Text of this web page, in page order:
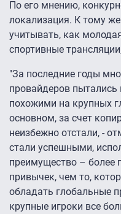
По его мнению,
локализация. К тому
учитывать, как
спортивные
"За последние годы
провайдеров
похожими на крупных
основном, за счет
неизбежно отстали, -
стали успешными,
преимущество – более
привычек, чем то,
обладать глобальные
крупные игроки все